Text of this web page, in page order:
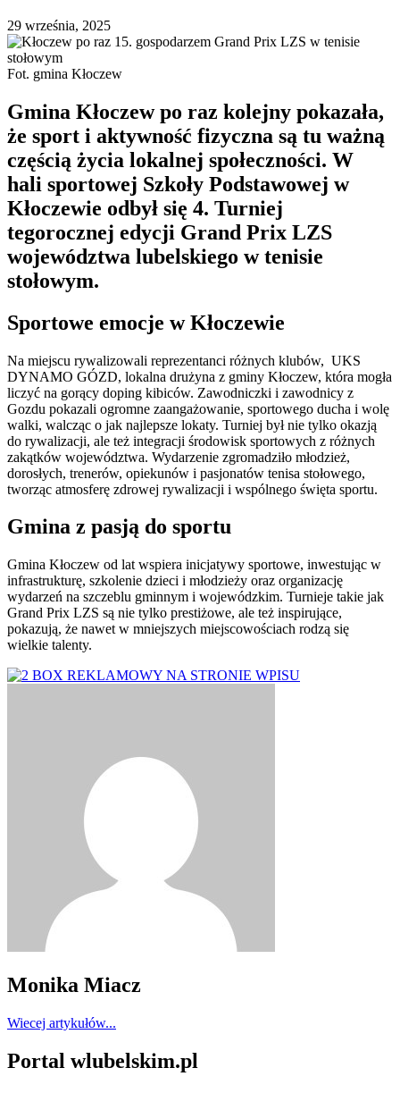
29 września, 2025
Fot. gmina Kłoczew
Gmina Kłoczew po raz kolejny pokazała,
że sport i aktywność fizyczna są tu ważną
częścią życia lokalnej społeczności. W
hali sportowej Szkoły Podstawowej w
Kłoczewie odbył się 4. Turniej
tegorocznej edycji Grand Prix LZS
województwa lubelskiego w tenisie
stołowym.
Sportowe emocje w Kłoczewie
Na miejscu rywalizowali reprezentanci różnych klubów, UKS
DYNAMO GÓZD, lokalna drużyna z gminy Kłoczew, która mogła
liczyć na gorący doping kibiców. Zawodniczki i zawodnicy z
Gozdu pokazali ogromne zaangażowanie, sportowego ducha i wolę
walki, walcząc o jak najlepsze lokaty. Turniej był nie tylko okazją
do rywalizacji, ale też integracji środowisk sportowych z różnych
zakątków województwa. Wydarzenie zgromadziło młodzież,
dorosłych, trenerów, opiekunów i pasjonatów tenisa stołowego,
tworząc atmosferę zdrowej rywalizacji i wspólnego święta sportu.
Gmina z pasją do sportu
Gmina Kłoczew od lat wspiera inicjatywy sportowe, inwestując w
infrastrukturę, szkolenie dzieci i młodzieży oraz organizację
wydarzeń na szczeblu gminnym i wojewódzkim. Turnieje takie jak
Grand Prix LZS są nie tylko prestiżowe, ale też inspirujące,
pokazują, że nawet w mniejszych miejscowościach rodzą się
wielkie talenty.
Monika Miacz
Wiecej artykułów...
Portal wlubelskim.pl